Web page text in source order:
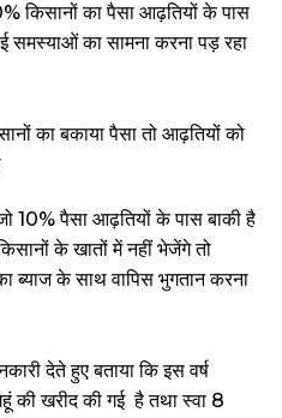
किसानों का पैसा आढ़तियों के पास
समस्याओं का सामना करना पड़ रहा
10% पैसा आढ़तियों के पास बाकी है
के खातों में नहीं भेजेंगे तो
ब्याज के साथ वापिस भुगतान करना
देते हुए बताया कि इस वर्ष
की खरीद की गई है तथा स्वा 8